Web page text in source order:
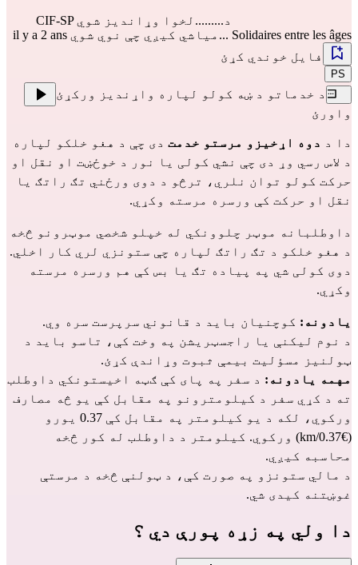
د.........لخوا وړاندیز شوي CIF-SP
Solidaires entre les âges ...میاشي کیږي چې نوي شوي il y a 2 ans
فایل خوندي کړئ
PS
د خدماتو د ښه کولو لپاره واړندیز ورکړئ
واورئ
دا د دوه اړخیزو مرستو خدمت دی چې د هغو خلکو لپاره
د لاس رسي وړ دی چې نشي کولی یا نور د خوځښت او نقل او
حرکت کولو توان نلري، ترڅو د دوی ورځني تګ راتګ یا
نقل او حرکت کې ورسره مرسته وکړي.
داوطلبانه موټر چلوونکي له خپلو شخصي موټرونو څخه
د هغو خلکو د تګ راتګ لپاره چې ستونزي لري کار اخلي.
دوی کولی شي په پیاده تګ یا بس کې هم ورسره مرسته
وکړي.
یادونه: کوچنيان باید د قانوني سرپرست سره وي.
د نوم لیکنې یا راجسټریشن په وخت کې، تاسو باید د
ټولنیز مسؤلیت بیمې ثبوت وړاندې کړئ.
مهمه یادونه: د سفر په پای کې ګټه اخیستونکي داوطلب
ته د کړي سفر د کیلومترونو په مقابل کې یو څه مصارف
ورکوي، لکه د یو کیلومتر په مقابل کې 0.37 یورو
(€0.37/km) ورکوي. کیلومتر د داوطلب له کور څخه
محاسبه کیږي.
د مالي ستونزو په صورت کې، د ټولنې څخه د مرستې
غوښتنه کیدی شي.
دا ولي په زړه پورې دي ؟